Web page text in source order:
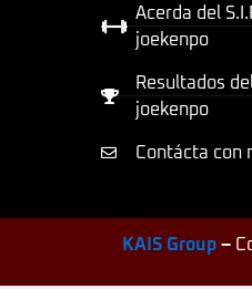
Acerda del
joekenpo
Resultados
joekenpo
Contácta con
KAIS Group–